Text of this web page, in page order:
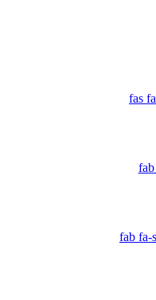
fas
fab fa-